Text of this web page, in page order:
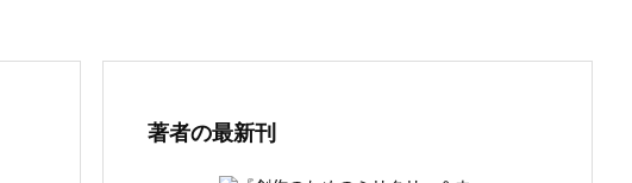
著者の最新刊